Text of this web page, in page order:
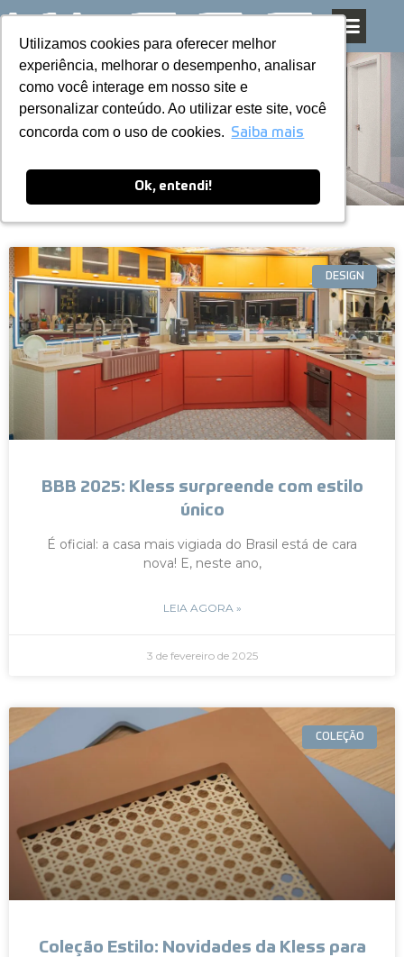
Utilizamos cookies para oferecer melhor
experiência, melhorar o desempenho, analisar
como você interage em nosso site e
personalizar conteúdo. Ao utilizar este site, você
concorda com o uso de cookies. Saiba mais
Ok, entendi!
Utilizamos cookies para oferecer melhor
experiência, melhorar o desempenho, analisar
como você interage em nosso site e
personalizar conteúdo. Ao utilizar este site, você
concorda com o uso de cookies. Saiba mais
Ok, entendi!
Pular
para
o
conteúdo
Blog
DESIGN
BBB 2025: Kless surpreende com estilo
único
É oficial: a casa mais vigiada do Brasil está de cara
nova! E, neste ano,
LEIA AGORA »
3 de fevereiro de 2025
COLEÇÃO
Coleção Estilo: Novidades da Kless para